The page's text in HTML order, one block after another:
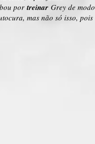
por treinar Grey de modo
mas não só isso, pois